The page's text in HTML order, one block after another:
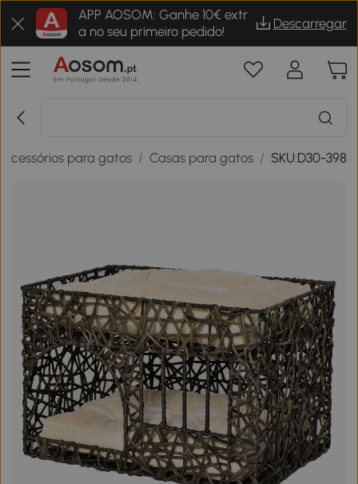
APP AOSOM: Ganhe 10€ extr
a no seu primeiro pedido!
Descarregar
Acessórios para gatos / Casas para gatos / SKU:D30-398